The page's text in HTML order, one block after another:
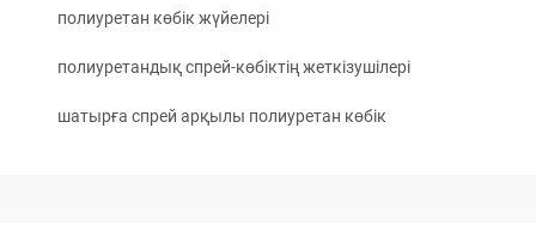
полиуретан көбік жүйелері
полиуретандық спрей-көбіктің жеткізушілері
шатырға спрей арқылы полиуретан көбік